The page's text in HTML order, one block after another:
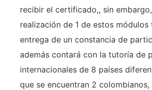
recibir el certificado,, sin
realización de 1 de estos módulos
entrega de un constancia de
además contará con la tutoría de
internacionales de 8 países
que se encuentran 2 colombianos,